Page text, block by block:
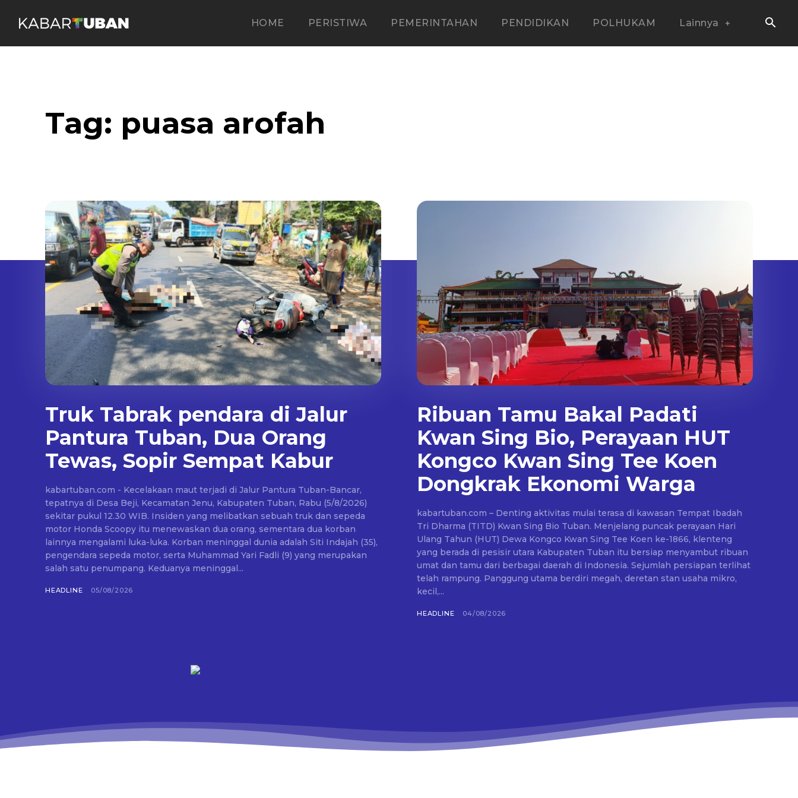
HOME PERISTIWA PEMERINTAHAN PENDIDIKAN POLHUKAM Lainnya
Tag: puasa arofah
Truk Tabrak pendara di Jalur
Pantura Tuban, Dua Orang
Tewas, Sopir Sempat Kabur
kabartuban.com - Kecelakaan maut terjadi di Jalur Pantura Tuban-Bancar,
tepatnya di Desa Beji, Kecamatan Jenu, Kabupaten Tuban, Rabu (5/8/2026)
sekitar pukul 12.30 WIB. Insiden yang melibatkan sebuah truk dan sepeda
motor Honda Scoopy itu menewaskan dua orang, sementara dua korban
lainnya mengalami luka-luka. Korban meninggal dunia adalah Siti Indajah (35),
pengendara sepeda motor, serta Muhammad Yari Fadli (9) yang merupakan
salah satu penumpang. Keduanya meninggal...
HEADLINE 05/08/2026
Ribuan Tamu Bakal Padati
Kwan Sing Bio, Perayaan HUT
Kongco Kwan Sing Tee Koen
Dongkrak Ekonomi Warga
kabartuban.com – Denting aktivitas mulai terasa di kawasan Tempat Ibadah
Tri Dharma (TITD) Kwan Sing Bio Tuban. Menjelang puncak perayaan Hari
Ulang Tahun (HUT) Dewa Kongco Kwan Sing Tee Koen ke-1866, klenteng
yang berada di pesisir utara Kabupaten Tuban itu bersiap menyambut ribuan
umat dan tamu dari berbagai daerah di Indonesia. Sejumlah persiapan terlihat
telah rampung. Panggung utama berdiri megah, deretan stan usaha mikro,
kecil,...
HEADLINE 04/08/2026